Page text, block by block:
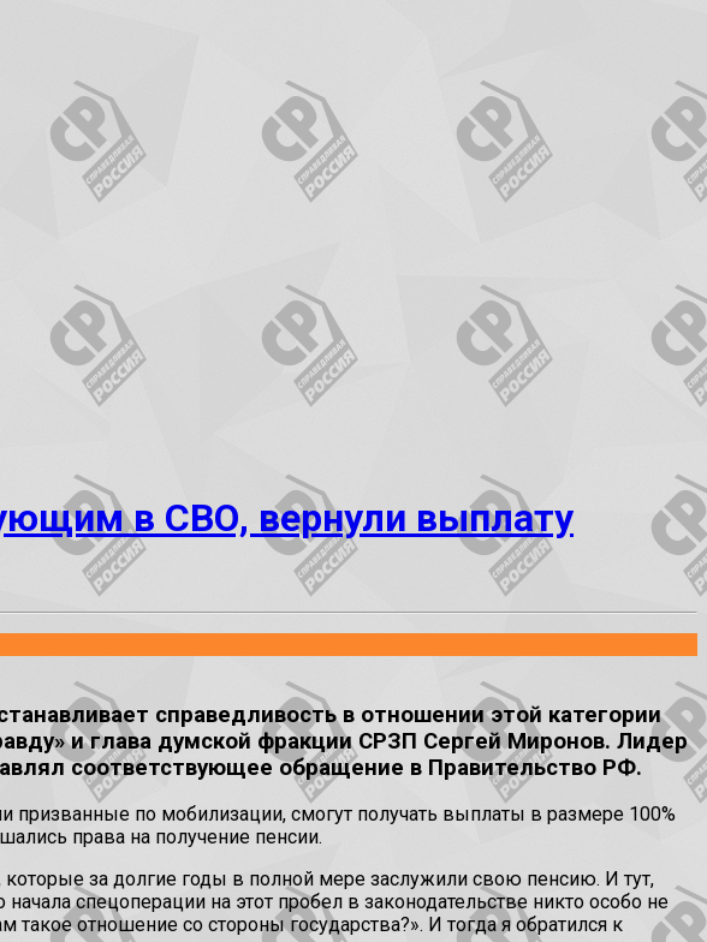
в СВО, вернули выплату
справедливость в отношении этой категории
и глава думской фракции СРЗП Сергей Миронов. Лидер
соответствующее обращение в Правительство РФ.
призванные по мобилизации, смогут получать выплаты в размере 100%
права на получение пенсии.
за долгие годы в полной мере заслужили свою пенсию. И тут,
спецоперации на этот пробел в законодательстве никто особо не
отношение со стороны государства?». И тогда я обратился к